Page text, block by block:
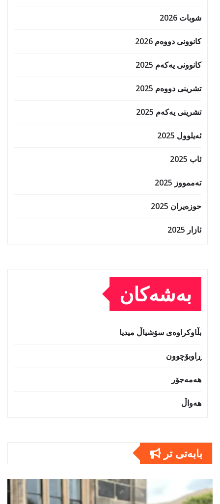
شوبات 2026
کانوونی دووەم 2026
کانوونی یەکەم 2025
تشرینی دووەم 2025
تشرینی یەکەم 2025
ئەیلوول 2025
ئاب 2025
تەممووز 2025
حوزه‌یران 2025
ئازار 2025
بەشەکان
بڵاوکراوەی سۆشیاڵ میدیا
ڕاوبۆچوون
هەمەجۆر
هەواڵ
بابەتى تر